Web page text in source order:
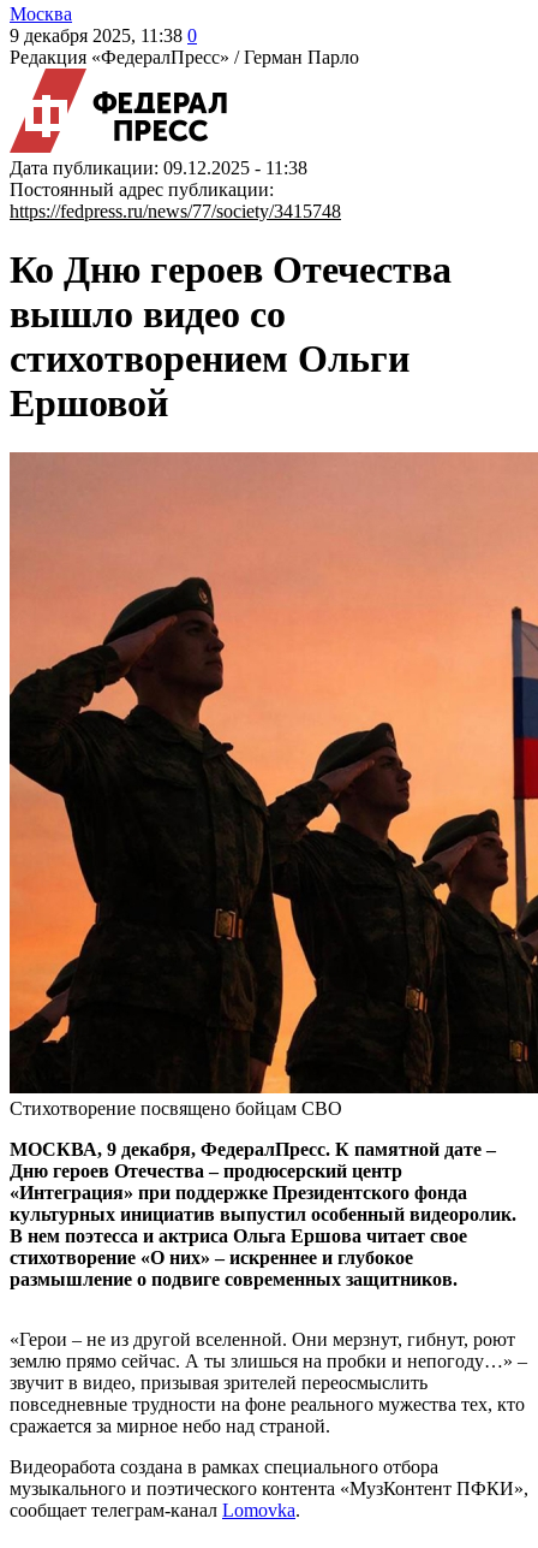
Москва
9 декабря 2025, 11:38 0
Редакция «ФедералПресс» /Герман Парло
Дата публикации: 09.12.2025 - 11:38
Постоянный адрес публикации:
https://fedpress.ru/news/77/society/3415748
Ко Дню героев Отечества
вышло видео со
стихотворением Ольги
Ершовой
Стихотворение посвящено бойцам СВО
МОСКВА, 9 декабря, ФедералПресс. К памятной дате –
Дню героев Отечества – продюсерский центр
«Интеграция» при поддержке Президентского фонда
культурных инициатив выпустил особенный видеоролик.
В нем поэтесса и актриса Ольга Ершова читает свое
стихотворение «О них» – искреннее и глубокое
размышление о подвиге современных защитников.
«Герои – не из другой вселенной. Они мерзнут, гибнут, роют
землю прямо сейчас. А ты злишься на пробки и непогоду…» –
звучит в видео, призывая зрителей переосмыслить
повседневные трудности на фоне реального мужества тех, кто
сражается за мирное небо над страной.
Видеоработа создана в рамках специального отбора
музыкального и поэтического контента «МузКонтент ПФКИ»,
сообщает телеграм-канал Lomovka.